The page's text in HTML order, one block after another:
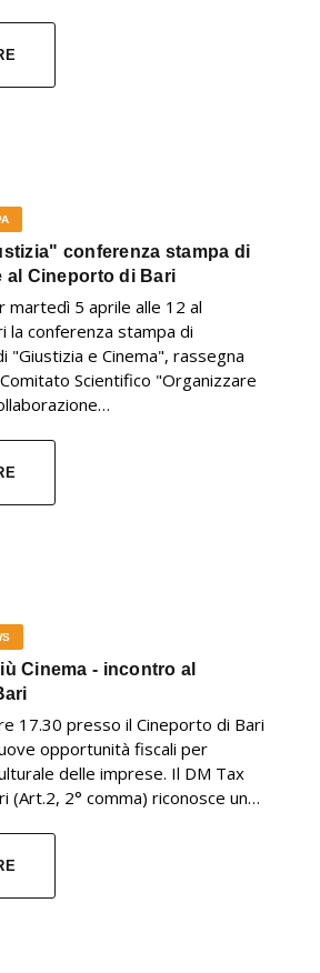
conferenza stampa di
al Cineporto di Bari
martedì 5 aprile alle 12 al
la conferenza stampa di
"Giustizia e Cinema", rassegna
Scientifico "Organizzare
Cinema - incontro al
17.30 presso il Cineporto di Bari
opportunità fiscali per
delle imprese. Il DM Tax
(Art.2, 2° comma) riconosce un…